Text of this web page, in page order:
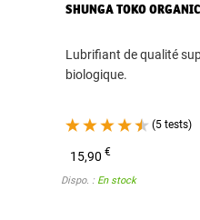
SHUNGA TOKO
Lubrifiant de qualité
biologique.
(5 tests)
15,90€
Dispo. : En stock